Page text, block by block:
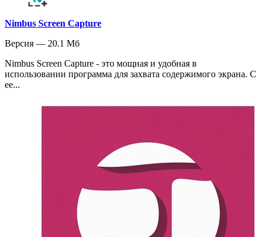
Nimbus Screen Capture
Версия — 20.1 Мб
Nimbus Screen Capture - это мощная и удобная в
использовании программа для захвата содержимого экрана. С
ее...